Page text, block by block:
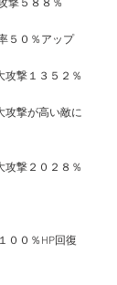
撃５８８％
５０％アップ
撃１３５２％
撃が高い敵に
撃２０２８％
００％HP回復